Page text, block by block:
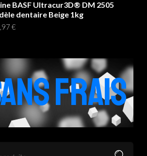
BASF Ultracur3D® DM 2505
dentaire Beige 1kg
€
FRAIS